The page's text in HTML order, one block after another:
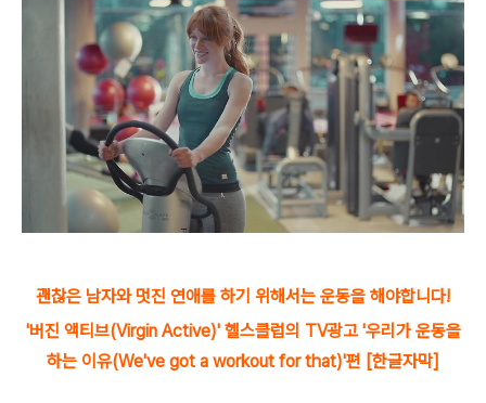
괜찮은 남자와 멋진 연애를 하기 위해서는 운동을 해야합니다!
'버진 액티브(Virgin Active)' 헬스클럽의 TV광고 '우리가 운동을
하는 이유(We've got a workout for that)'편 [한글자막]